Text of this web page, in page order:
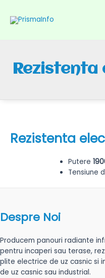
content
Rezistenta
Rezistenta
Putere
Tensiune
Despre Noi
Producem panouri radiante
pentru incaperi sau terase,
plite electrice de uz casnic si
de uz casnic sau industrial.